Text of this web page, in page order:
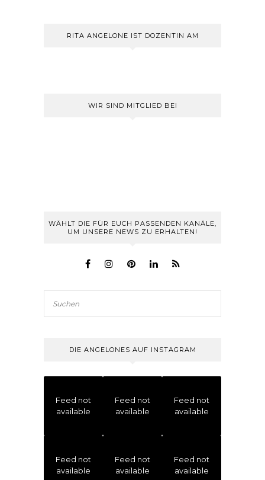
RITA ANGELONE IST DOZENTIN AM
WIR SIND MITGLIED BEI
WÄHLT DIE FÜR EUCH PASSENDEN KANÄLE,
UM UNSERE NEWS ZU ERHALTEN!
DIE ANGELONES AUF INSTAGRAM
Feed not
available
Feed not
available
Feed not
available
Feed not
available
Feed not
available
Feed not
available